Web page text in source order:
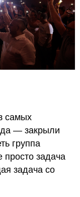
самых
— закрыли
группа
задача
задача со